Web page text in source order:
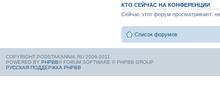
КТО СЕЙЧАС НА КОНФЕРЕНЦИИ
Сейчас этот форум просматривают:
Список форумов
COPYRIGHT PODSTAKANNIK.RU 2006-2011.
POWERED BY PHPBB® FORUM SOFTWARE © PHPBB GROUP
РУССКАЯ ПОДДЕРЖКА PHPBB